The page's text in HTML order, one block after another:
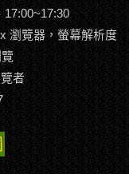
瀏覽器，螢幕解析度
者